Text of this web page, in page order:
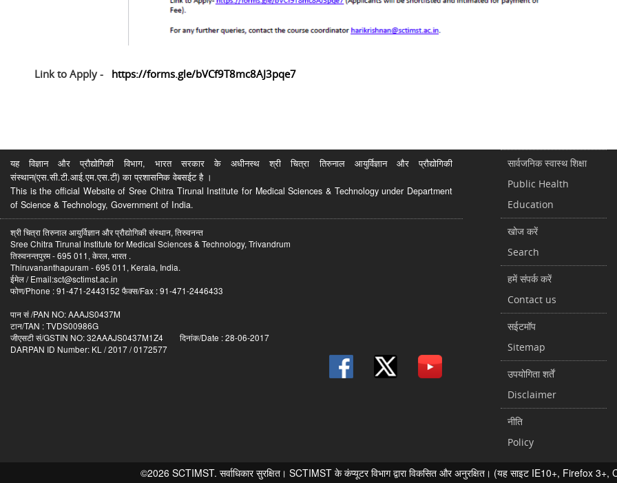
Link to Apply - https://forms.gle/bVCf9T8mc8AJ3pqe7
यह विज्ञान और प्रौद्योगिकी विभाग, भारत सरकार के अधीनस्थ श्री चित्रा तिरुनाल आयुर्विज्ञान और प्रौद्योगिकी
संस्थान(एस.सी.टी.आई.एम.एस.टी) का प्रशासनिक वेबसईट है ।
This is the official Website of Sree Chitra Tirunal Institute for Medical Sciences & Technology under Department
of Science & Technology, Government of India.
श्री चित्रा तिरुनाल आयुर्विज्ञान और प्रौद्योगिकी संस्थान, तिरुवनन्त
Sree Chitra Tirunal Institute for Medical Sciences & Technology, Trivandrum
तिरुवनन्तपुरम - 695 011, केरल, भारत .
Thiruvananthapuram - 695 011, Kerala, India.
ईमेल / Email:sct@sctimst.ac.in
फोण/Phone : 91-471-2443152 फैक्स/Fax : 91-471-2446433
पान सं /PAN NO: AAAJS0437M
टान/TAN : TVDS00986G
जीएसटी सं/GSTIN NO: 32AAAJS0437M1Z4 दिनांक/Date : 28-06-2017
DARPAN ID Number: KL / 2017 / 0172577
सार्वजनिक स्वास्थ शिक्षा
Public Health
Education
खोज करें
Search
हमें संपर्क करें
Contact us
सईटमॉप
Sitemap
उपयोगिता शर्तें
Disclaimer
नीति
Policy
©2026 SCTIMST. सर्वाधिकार सुरक्षित। SCTIMST के कंप्यूटर विभाग द्वारा विकसित और अनुरक्षित। (यह साइट IE10+, Firefox